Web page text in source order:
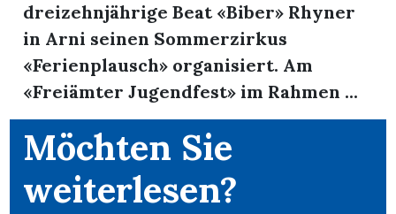
dreizehnjährige Beat «Biber» Rhyner
in Arni seinen Sommerzirkus
«Ferienplausch» organisiert. Am
«Freiämter Jugendfest» im Rahmen ...
Möchten Sie
weiterlesen?